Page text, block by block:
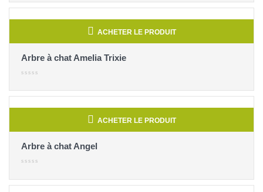
ACHETER LE PRODUIT
Arbre à chat Amelia Trixie
ACHETER LE PRODUIT
Arbre à chat Angel